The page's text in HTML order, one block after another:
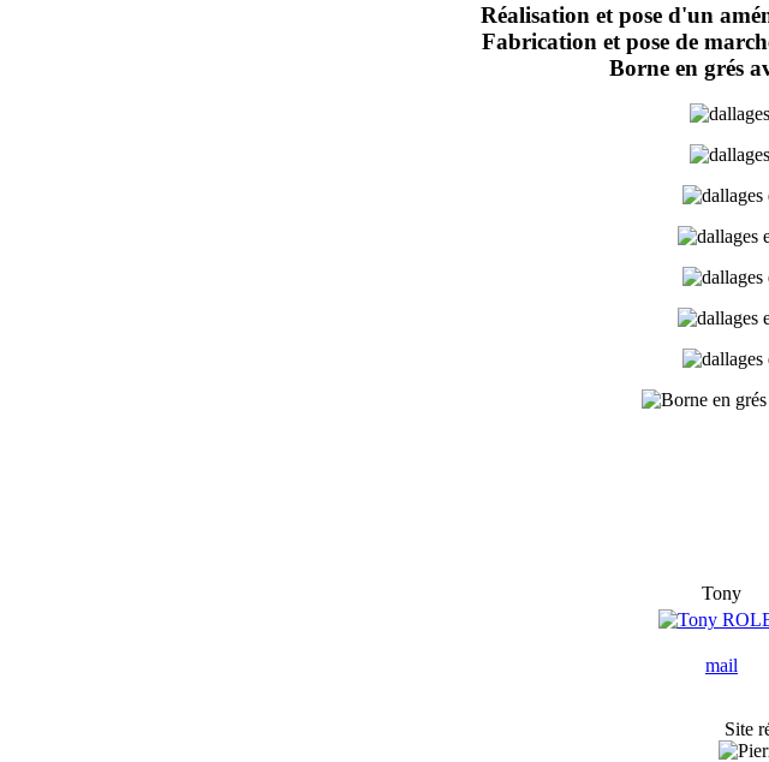
Réalisation et pose d'un
Fabrication et pose de
Borne en grés
Tony
mail
Site